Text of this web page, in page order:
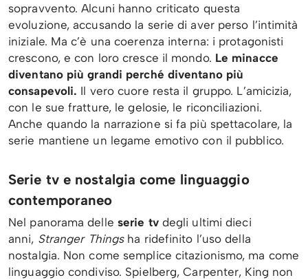
sopravvento. Alcuni hanno criticato questa
evoluzione, accusando la serie di aver perso l’intimità
iniziale. Ma c’è una coerenza interna: i protagonisti
crescono, e con loro cresce il mondo. Le minacce
diventano più grandi perché diventano più
consapevoli. Il vero cuore resta il gruppo. L’amicizia,
con le sue fratture, le gelosie, le riconciliazioni.
Anche quando la narrazione si fa più spettacolare, la
serie mantiene un legame emotivo con il pubblico.
Serie tv e nostalgia come linguaggio
contemporaneo
Nel panorama delle serie tvdegli ultimi dieci
anni, Stranger Thingsha ridefinito l’uso della
nostalgia. Non come semplice citazionismo, ma come
linguaggio condiviso. Spielberg, Carpenter, King non